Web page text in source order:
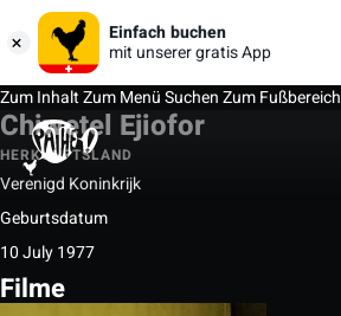
Einfach buchen
mit unserer gratis App
Zum InhaltZum MenüSuchenZum Fußbereich
Chiwetel Ejiofor
HERKUNFTSLAND
Verenigd Koninkrijk
Geburtsdatum
10 July 1977
Filme